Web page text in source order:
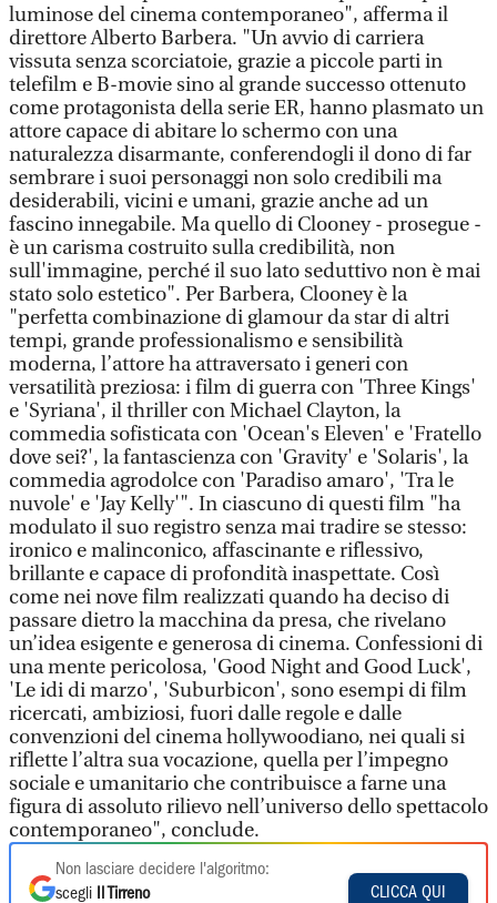
luminose del cinema contemporaneo", afferma il
direttore Alberto Barbera. "Un avvio di carriera
vissuta senza scorciatoie, grazie a piccole parti in
telefilm e B-movie sino al grande successo ottenuto
come protagonista della serie ER, hanno plasmato un
attore capace di abitare lo schermo con una
naturalezza disarmante, conferendogli il dono di far
sembrare i suoi personaggi non solo credibili ma
desiderabili, vicini e umani, grazie anche ad un
fascino innegabile. Ma quello di Clooney - prosegue -
è un carisma costruito sulla credibilità, non
sull'immagine, perché il suo lato seduttivo non è mai
stato solo estetico". Per Barbera, Clooney è la
"perfetta combinazione di glamour da star di altri
tempi, grande professionalismo e sensibilità
moderna, l’attore ha attraversato i generi con
versatilità preziosa: i film di guerra con 'Three Kings'
e 'Syriana', il thriller con Michael Clayton, la
commedia sofisticata con 'Ocean's Eleven' e 'Fratello
dove sei?', la fantascienza con 'Gravity' e 'Solaris', la
commedia agrodolce con 'Paradiso amaro', 'Tra le
nuvole' e 'Jay Kelly'". In ciascuno di questi film "ha
modulato il suo registro senza mai tradire se stesso:
ironico e malinconico, affascinante e riflessivo,
brillante e capace di profondità inaspettate. Così
come nei nove film realizzati quando ha deciso di
passare dietro la macchina da presa, che rivelano
un’idea esigente e generosa di cinema. Confessioni di
una mente pericolosa, 'Good Night and Good Luck',
'Le idi di marzo', 'Suburbicon', sono esempi di film
ricercati, ambiziosi, fuori dalle regole e dalle
convenzioni del cinema hollywoodiano, nei quali si
riflette l’altra sua vocazione, quella per l’impegno
sociale e umanitario che contribuisce a farne una
figura di assoluto rilievo nell’universo dello spettacolo
contemporaneo", conclude.
Non lasciare decidere l'algoritmo:
scegli
Il Tirreno
CLICCA QUI